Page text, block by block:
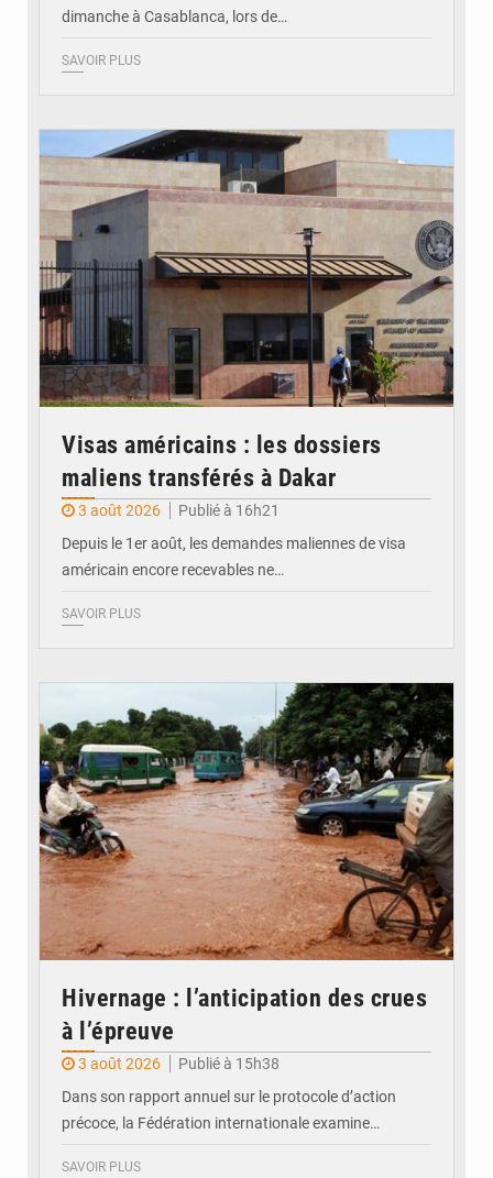
dimanche à Casablanca, lors de…
SAVOIR PLUS
Visas américains : les dossiers
maliens transférés à Dakar
3 août 2026
Publié à 16h21
Depuis le 1er août, les demandes maliennes de visa
américain encore recevables ne…
SAVOIR PLUS
Hivernage : l’anticipation des crues
à l’épreuve
3 août 2026
Publié à 15h38
Dans son rapport annuel sur le protocole d’action
précoce, la Fédération internationale examine…
SAVOIR PLUS